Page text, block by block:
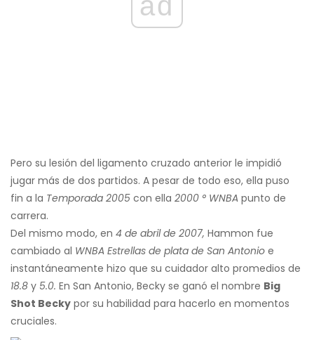
Pero su lesión del ligamento cruzado anterior le impidió
jugar más de dos partidos. A pesar de todo eso, ella puso
fin a la Temporada 2005 con ella 2000 ° WNBA punto de
carrera.
Del mismo modo, en 4 de abril de 2007, Hammon fue
cambiado al WNBA Estrellas de plata de San Antonio e
instantáneamente hizo que su cuidador alto promedios de
18.8 y 5.0. En San Antonio, Becky se ganó el nombre Big
Shot Becky por su habilidad para hacerlo en momentos
cruciales.